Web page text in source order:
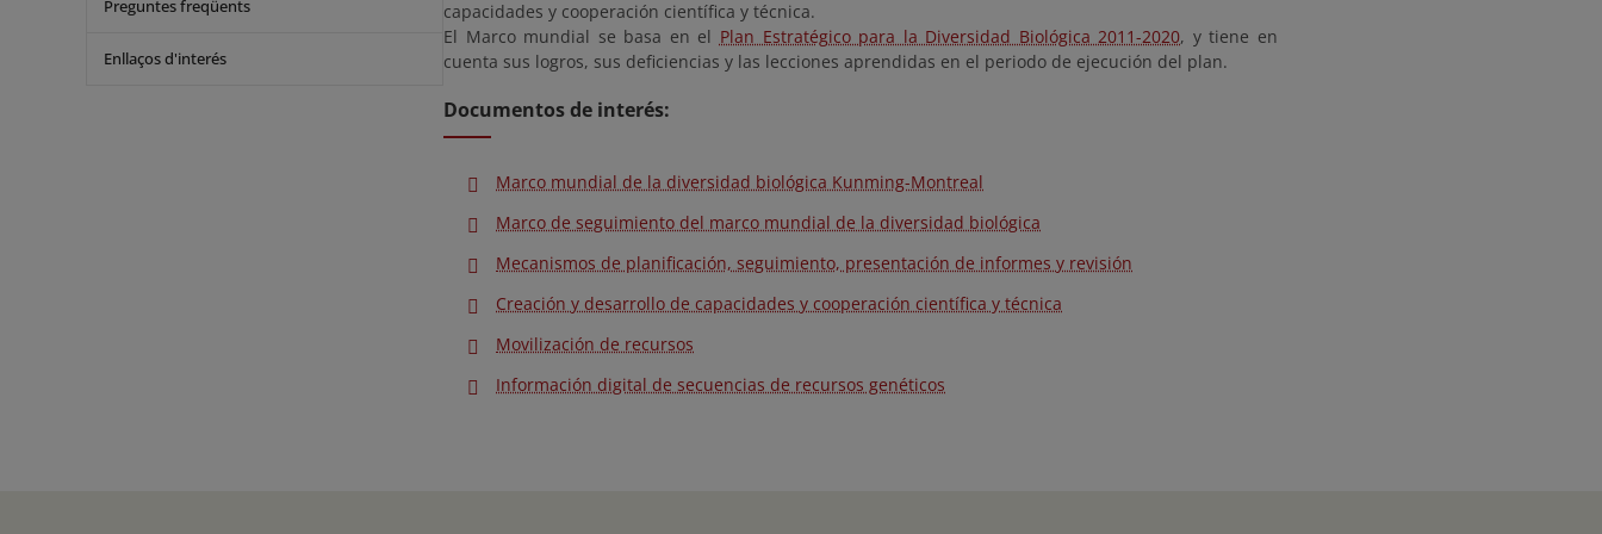
Preguntes freqüents
Enllaços d'interés
capacidades y cooperación científica y técnica.
El Marco mundial se basa en el Plan Estratégico para la Diversidad Biológica 2011-2020, y tiene en
cuenta sus logros, sus deficiencias y las lecciones aprendidas en el periodo de ejecución del plan.
Documentos de interés:
Marco mundial de la diversidad biológica Kunming-Montreal
Marco de seguimiento del marco mundial de la diversidad biológica
Mecanismos de planificación, seguimiento, presentación de informes y revisión
Creación y desarrollo de capacidades y cooperación científica y técnica
Movilización de recursos
Información digital de secuencias de recursos genéticos